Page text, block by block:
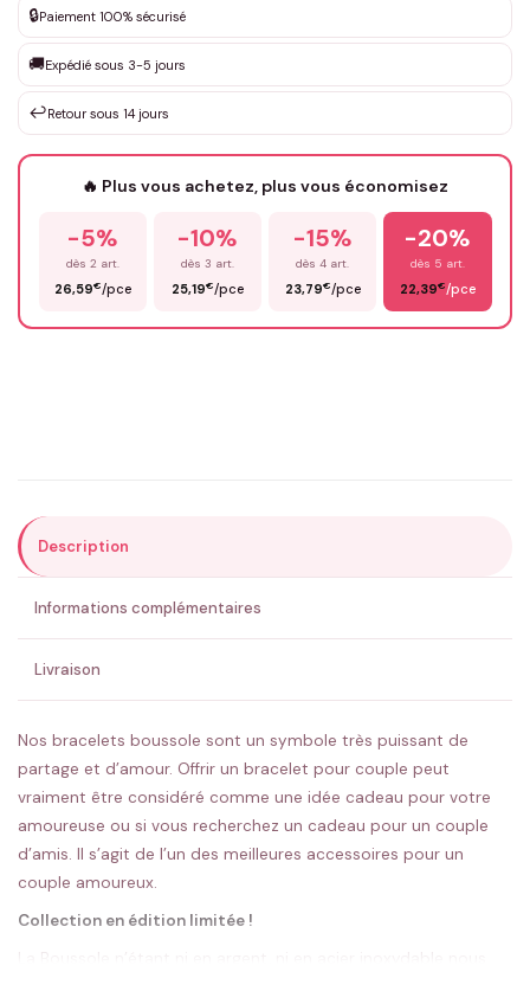
Que souhaitez-vous ?*
Votre texte / idée*
Prénom*
ENVOYER MA DEMANDE ✨
💚 Retour sous 24-48h🇫🇷 Flocage en France✅ Validation avant fabrication
🔒Paiement 100% sécurisé
🚚Expédié sous 3-5 jours
↩️Retour sous 14 jours
🔥 Plus vous achetez, plus vous économisez
-5%
dès 2 art.
26,59€/pce
-10%
dès 3 art.
25,19€/pce
-15%
dès 4 art.
23,79€/pce
-20%
dès 5 art.
22,39€/pce
Description
Informations complémentaires
Livraison
Nos bracelets boussole sont un symbole très puissant de
partage et d’amour. Offrir un bracelet pour couple peut
vraiment être considéré comme une idée cadeau pour votre
amoureuse ou si vous recherchez un cadeau pour un couple
d’amis. Il s’agit de l’un des meilleures accessoires pour un
couple amoureux.
Collection en édition limitée !